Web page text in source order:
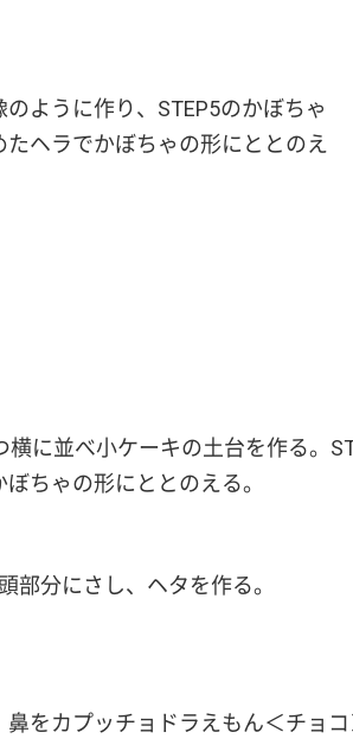
ように作り、STEP5のかぼちゃ
ヘラでかぼちゃの形にととのえ
に並べ小ケーキの土台を作る。
ちゃの形にととのえる。
部分にさし、ヘタを作る。
をカプッチョドラえもん＜チョコ